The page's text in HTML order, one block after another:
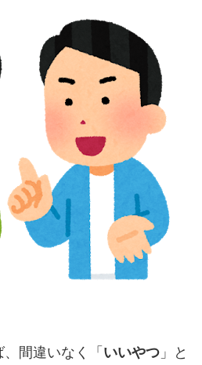
間違いなく「 いいやつ 」と